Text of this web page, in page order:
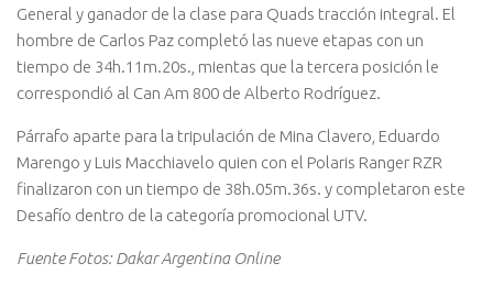
General y ganador de la clase para Quads tracción integral. El
hombre de Carlos Paz completó las nueve etapas con un
tiempo de 34h.11m.20s., mientas que la tercera posición le
correspondió al Can Am 800 de Alberto Rodríguez.
Párrafo aparte para la tripulación de Mina Clavero, Eduardo
Marengo y Luis Macchiavelo quien con el Polaris Ranger RZR
finalizaron con un tiempo de 38h.05m.36s. y completaron este
Desafío dentro de la categoría promocional UTV.
Fuente Fotos: Dakar Argentina Online